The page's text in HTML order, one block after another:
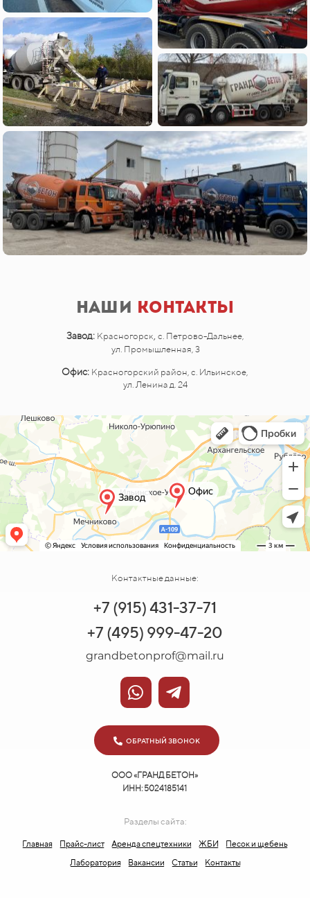
Наши контакты
Завод: Красногорск, с. Петрово-Дальнее,
ул. Промышленная, 3
Офис: Красногорский район, с. Ильинское,
ул. Ленина д. 24
Контактные данные:
+7 (915) 431-37-71
+7 (495) 999-47-20
grandbetonprof@mail.ru
ОБРАТНЫЙ ЗВОНОК
ООО «ГРАНД БЕТОН»
ИНН: 5024185141
Разделы сайта:
Главная Прайс-лист Аренда спецтехники ЖБИ
Песок и щебень
Лаборатория
Вакансии Статьи Контакты